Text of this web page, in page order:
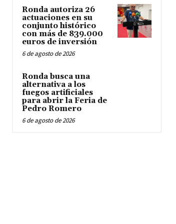
Ronda autoriza 26
actuaciones en su
conjunto histórico
con más de 839.000
euros de inversión
6 de agosto de 2026
Ronda busca una
alternativa a los
fuegos artificiales
para abrir la Feria de
Pedro Romero
6 de agosto de 2026